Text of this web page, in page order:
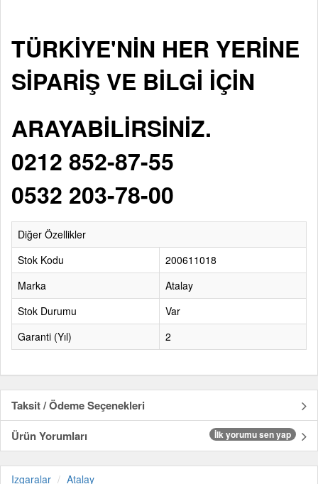
TÜRKİYE'NİN HER YERİNE
SİPARİŞ VE BİLGİ İÇİN
ARAYABİLİRSİNİZ.
0212 852-87-55
0532 203-78-00
Diğer Özellikler
Stok Kodu
200611018
Marka
Atalay
Stok Durumu
Var
Garanti (Yıl)
2
Taksit / Ödeme Seçenekleri
Ürün Yorumları
İlk yorumu sen yap
Izgaralar Atalay